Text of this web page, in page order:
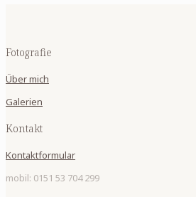
Fotografie
Über mich
Galerien
Kontakt
Kontaktformular
mobil: 0151 53 704 299